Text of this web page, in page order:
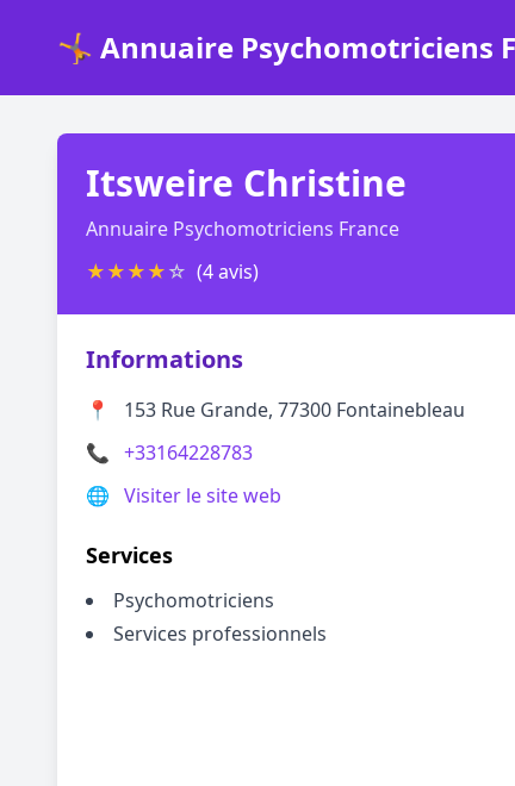
🤸 Annuaire Psychomotriciens
Itsweire Christine
Annuaire Psychomotriciens France
★★★★☆ (4 avis)
Informations
📍
153 Rue Grande, 77300 Fontainebleau
📞 +33164228783
🌐 Visiter le site web
Services
Psychomotriciens
Services professionnels